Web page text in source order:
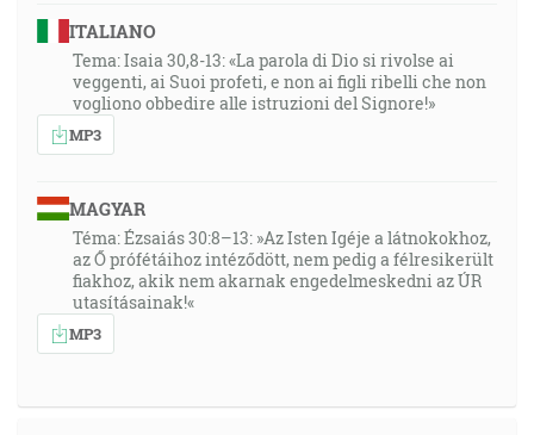
ITALIANO
Tema: Isaia 30,8-13: «La parola di Dio si rivolse ai
veggenti, ai Suoi profeti, e non ai figli ribelli che non
vogliono obbedire alle istruzioni del Signore!»
MP3
MAGYAR
Téma: Ézsaiás 30:8–13: »Az Isten Igéje a látnokokhoz,
az Ő prófétáihoz intéződött, nem pedig a félresikerült
fiakhoz, akik nem akarnak engedelmeskedni az ÚR
utasításainak!«
MP3